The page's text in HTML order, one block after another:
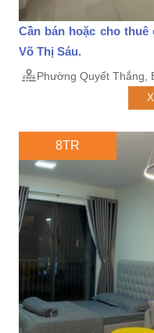
Cần bán hoặc cho thuê
Võ Thị Sáu.
Phường Quyết Thắng,
8TR